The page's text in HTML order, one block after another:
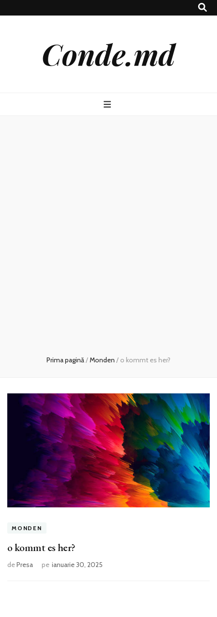
Conde.md
Prima pagină/Monden / o kommt es her?
MONDEN
o kommt es her?
dePresa pe ianuarie 30, 2025